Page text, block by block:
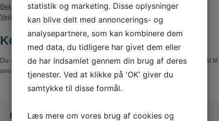
Bekendtgørelse om cookies
Vejledning om cookies
Kontakt
Du er velkommen til at kontakte os hvis du har yderligere spørgsmål til
anvendelsen af cookies på tandlaegernesanktanne.dk.
Kontakt os
statistik og marketing. Disse oplysninger
kan blive delt med annoncerings- og
analysepartnere, som kan kombinere dem
med data, du tidligere har givet dem eller
de har indsamlet gennem din brug af deres
tjenester. Ved at klikke på 'OK' giver du
samtykke til disse formål.
Læs mere om vores brug af cookies og